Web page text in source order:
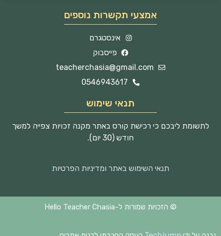
אמצעי תקשרות נוספים
אינסטגרם
פייסבוק
teacherchasia@gmail.com
0546943617
תנאי שימוש
לתשומת ליבכם כי רכישת קורס באתר מקנה זכויות צפייה למשך
חודש (30 יום).
תנאי השימוש באתר ומדיניות הפרטיות
© הזכויות שמורות ל-Hello Teacher Chasia